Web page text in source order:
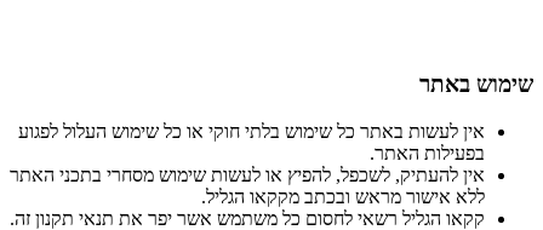
שימוש באתר
אין לעשות באתר כל שימוש בלתי חוקי או כל שימוש העלול לפגוע
בפעילות האתר.
אין להעתיק, לשכפל, להפיץ או לעשות שימוש מסחרי בתכני האתר
ללא אישור מראש ובכתב מקקאו הגליל.
קקאו הגליל רשאי לחסום כל משתמש אשר יפר את תנאי תקנון זה.